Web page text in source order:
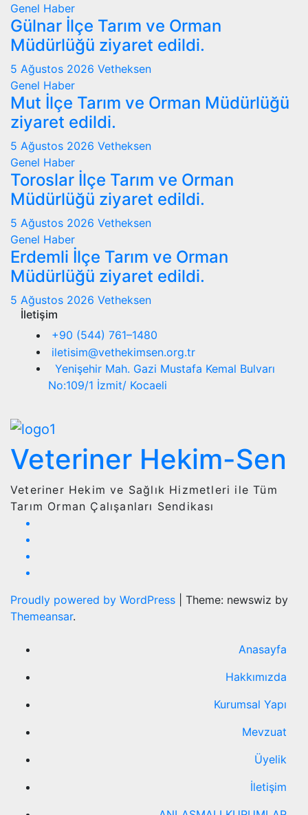
Genel Haber
Gülnar İlçe Tarım ve Orman
Müdürlüğü ziyaret edildi.
5 Ağustos 2026 Vetheksen
Genel Haber
Mut İlçe Tarım ve Orman Müdürlüğü
ziyaret edildi.
5 Ağustos 2026 Vetheksen
Genel Haber
Toroslar İlçe Tarım ve Orman
Müdürlüğü ziyaret edildi.
5 Ağustos 2026 Vetheksen
Genel Haber
Erdemli İlçe Tarım ve Orman
Müdürlüğü ziyaret edildi.
5 Ağustos 2026 Vetheksen
İletişim
+90 (544) 761–1480
iletisim@vethekimsen.org.tr
Yenişehir Mah. Gazi Mustafa Kemal Bulvarı
No:109/1 İzmit/ Kocaeli
Veteriner Hekim-Sen
Veteriner Hekim ve Sağlık Hizmetleri ile Tüm
Tarım Orman Çalışanları Sendikası
Proudly powered by WordPress
Theme: newswiz by
Themeansar.
Anasayfa
Hakkımızda
Kurumsal Yapı
Mevzuat
Üyelik
İletişim